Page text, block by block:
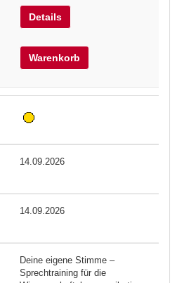
Details
Warenkorb
14.09.2026
14.09.2026
Deine eigene Stimme –
Sprechtraining für die